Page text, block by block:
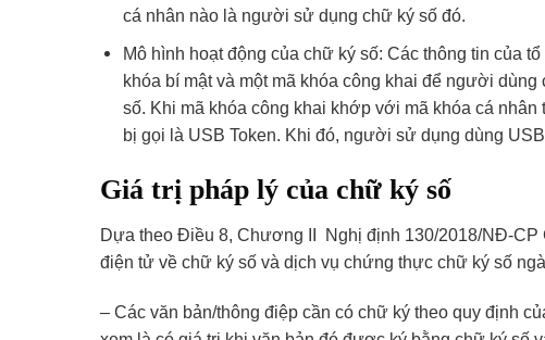
cá nhân nào là người sử dụng chữ ký số đó.
Mô hình hoạt động của chữ ký số: Các thông tin của
khóa bí mật và một mã khóa công khai để người
số. Khi mã khóa công khai khớp với mã khóa cá
bị gọi là USB Token. Khi đó, người sử dụng dùng
Giá trị pháp lý của chữ ký số
Dựa theo Điều 8, Chương II Nghị định 130/2018/NĐ-CP
điện tử về chữ ký số và dịch vụ chứng thực chữ ký số
– Các văn bản/thông điệp cần có chữ ký theo quy định